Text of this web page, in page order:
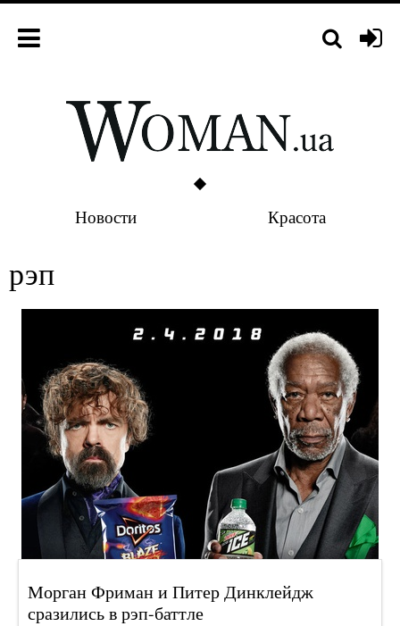
Новости Красота
рэп
Морган Фриман и Питер Динклейдж
сразились в рэп-баттле